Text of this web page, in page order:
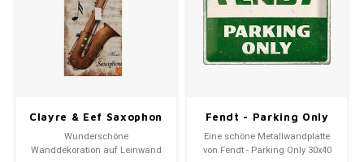
Clayre & Eef Saxophon
Leinwand
Wanddekoration 30x60
Wunderschöne
Wanddekoration auf Leinwand
Fendt - Parking Only
Metallwandteller
30x40 cm
Eine schöne Metallwandplatte
von Fendt - Parking Only 30x40